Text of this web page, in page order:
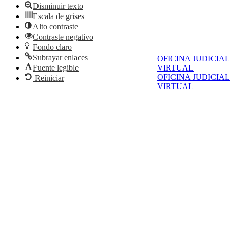
OFICINA JUDICIAL
VIRTUAL
OFICINA JUDICIAL
VIRTUAL
Disminuir texto
Escala de grises
Alto contraste
Contraste negativo
Fondo claro
Subrayar enlaces
Fuente legible
Reiniciar